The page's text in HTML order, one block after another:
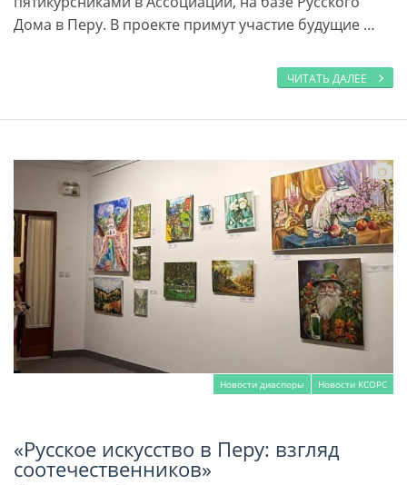
Дома в Перу. В проекте примут участие будущие …
ЧИТАТЬ ДАЛЕЕ
Новости диаспоры Новости КСОРС
Читать далее
«Русское искусство в Перу: взгляд
соотечественников»